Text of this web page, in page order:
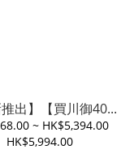
推出】【買川御40...
~ HK$5,394.00
HK$5,994.00